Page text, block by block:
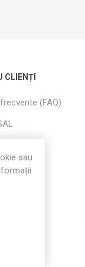
CLIENȚI
(FAQ)
sau